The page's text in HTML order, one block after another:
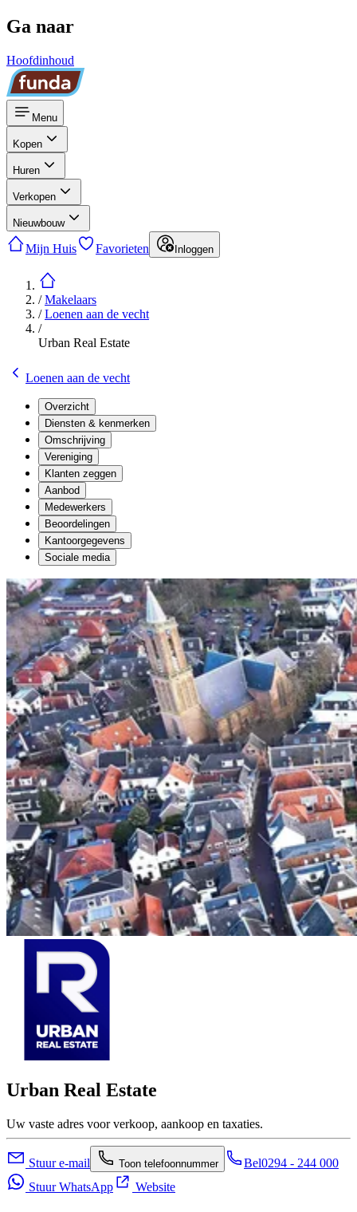
Ga naar
Hoofdinhoud
Menu
Kopen
Huren
Verkopen
Nieuwbouw
Mijn Huis Favorieten Inloggen
/Makelaars
/Loenen aan de vecht
/
Urban Real Estate
Loenen aan de vecht
Overzicht
Diensten & kenmerken
Omschrijving
Vereniging
Klanten zeggen
Aanbod
Medewerkers
Beoordelingen
Kantoorgegevens
Sociale media
Urban Real Estate
Uw vaste adres voor verkoop, aankoop en taxaties.
Stuur e-mail Toon telefoonnummer Bel0294 - 244 000
Stuur WhatsApp
Website